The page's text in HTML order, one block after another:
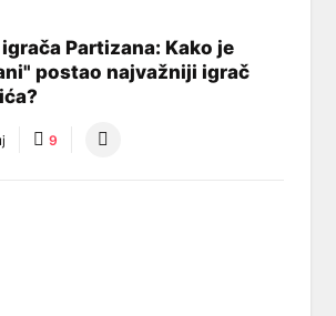
Partizana: Kako je
postao najvažniji igrač
9